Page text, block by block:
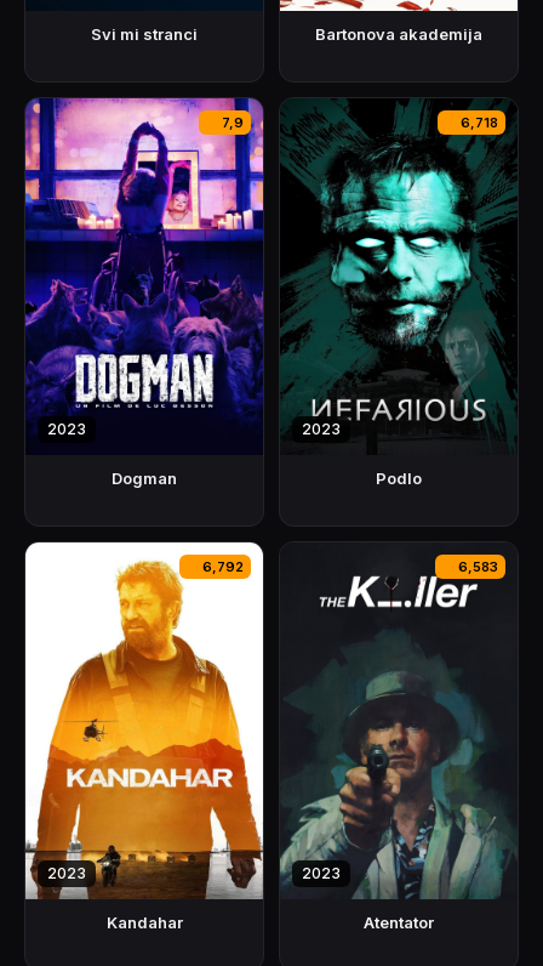
Svi mi stranci Bartonova akademija
7,9
2023
Dogman
6,718
2023
Podlo
6,792
2023
Kandahar
6,583
2023
Atentator